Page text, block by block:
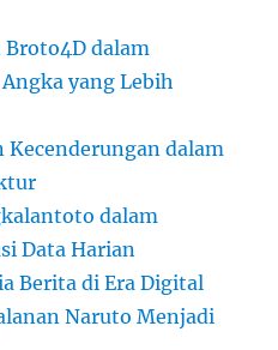
Broto4D dalam
yang Lebih
dalam
dalam
Data Harian
Berita di Era Digital
Naruto Menjadi